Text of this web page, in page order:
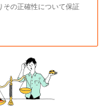
その正確性について保証